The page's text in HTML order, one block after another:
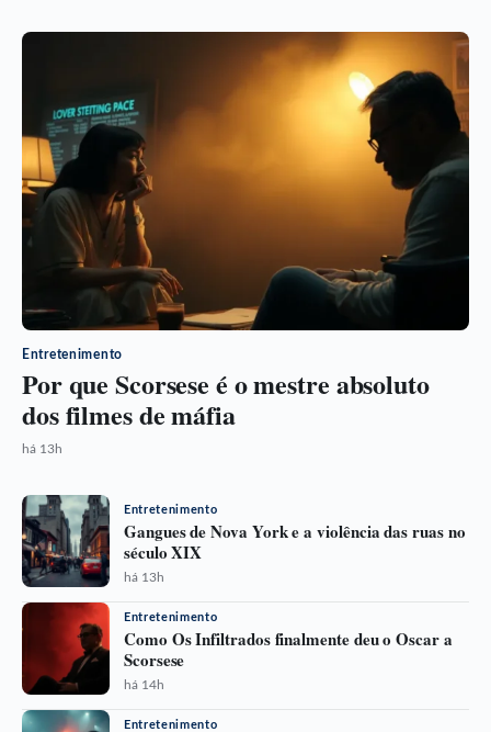
Entretenimento
Por que Scorsese é o mestre absoluto
dos filmes de máfia
há 13h
Entretenimento
Gangues de Nova York e a violência das ruas no
século XIX
há 13h
Entretenimento
Como Os Infiltrados finalmente deu o Oscar a
Scorsese
há 14h
Entretenimento